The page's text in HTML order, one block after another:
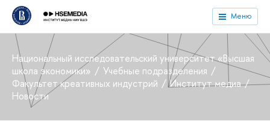
Меню
Национальный исследовательский университет «Высшая
школа экономики»
Учебные подразделения
Факультет креативных индустрий
Институт медиа
Новости